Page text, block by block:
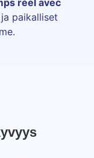
ja paikalliset